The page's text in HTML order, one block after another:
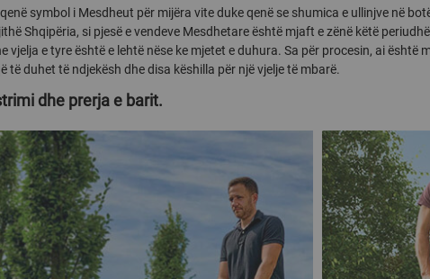
symbol i Mesdheut për mijëra vite duke qenë se shumica e ullinjve në
Shqipëria, si pjesë e vendeve Mesdhetare është mjaft e zënë këtë
vjelja e tyre është e lehtë nëse ke mjetet e duhura. Sa për procesin, ai
të duhet të ndjekësh dhe disa këshilla për një vjelje të mbarë.
dhe prerja e barit.